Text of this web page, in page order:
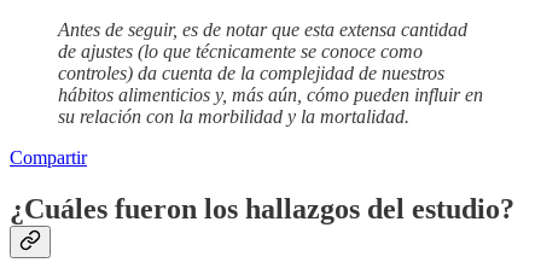
Antes de seguir, es de notar que esta extensa cantidad
de ajustes (lo que técnicamente se conoce como
controles) da cuenta de la complejidad de nuestros
hábitos alimenticios y, más aún, cómo pueden influir en
su relación con la morbilidad y la mortalidad.
Compartir
¿Cuáles fueron los hallazgos del estudio?